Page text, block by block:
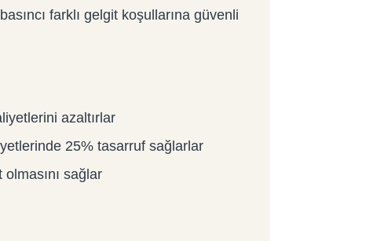
farklı gelgit koşullarına güvenli
azaltırlar
25% tasarruf sağlarlar
sağlar